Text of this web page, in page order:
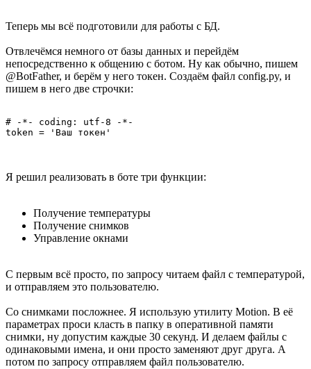
Теперь мы всё подготовили для работы с БД.
Отвлечёмся немного от базы данных и перейдём
непосредственно к общению с ботом. Ну как обычно, пишем
@BotFather, и берём у него токен. Создаём файл config.py, и
пишем в него две строчки:
# -*- coding: utf-8 -*-
Я решил реализовать в боте три функции:
Получение температуры
Получение снимков
Управление окнами
С первым всё просто, по запросу читаем файл с температурой,
и отправляем это пользователю.
Со снимками посложнее. Я использую утилиту Motion. В её
параметрах проси класть в папку в оперативной памяти
снимки, ну допустим каждые 30 секунд. И делаем файлы с
одинаковыми имена, и они просто заменяют друг друга. А
потом по запросу отправляем файл пользователю.